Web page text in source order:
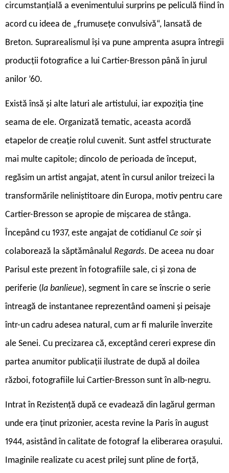
circumstanțială a evenimentului surprins pe peliculă fiind în
acord cu ideea de „frumusețe convulsivă“, lansată de
Breton. Suprarealismul își va pune amprenta asupra întregii
producții fotografice a lui Cartier-Bresson până în jurul
anilor ’60.
Există însă și alte laturi ale artistului, iar expoziția ține
seama de ele. Organizată tematic, aceasta acordă
etapelor de creație rolul cuvenit. Sunt astfel structurate
mai multe capitole; dincolo de perioada de început,
regăsim un artist angajat, atent în cursul anilor treizeci la
transformările neliniștitoare din Europa, motiv pentru care
Cartier-Bresson se apropie de mișcarea de stânga.
Începând cu 1937, este angajat de cotidianul Ce soirși
colaborează la săptămânalul Regards. De aceea nu doar
Parisul este prezent în fotografiile sale, ci și zona de
periferie (la banlieue), segment în care se înscrie o serie
întreagă de instantanee reprezentând oameni și peisaje
într-un cadru adesea natural, cum ar fi malurile înverzite
ale Senei. Cu precizarea că, exceptând cereri exprese din
partea anumitor publicații ilustrate de după al doilea
război, fotografiile lui Cartier-Bresson sunt în alb-negru.
Intrat în Rezistență după ce evadează din lagărul german
unde era ținut prizonier, acesta revine la Paris în august
1944, asistând în calitate de fotograf la eliberarea orașului.
Imaginile realizate cu acest prilej sunt pline de forță,